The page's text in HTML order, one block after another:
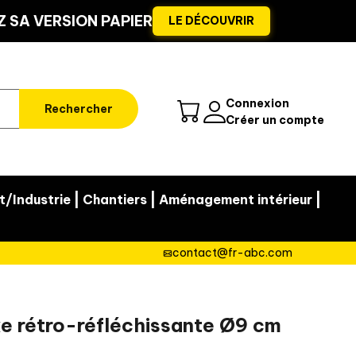
VERSION PAPIER LE DÉCOUVRIR
Rechercher
Connexion
Créer un compte
Industrie Chantiers Aménagement intérieur
contact@fr-abc.com
rétro-réfléchissante Ø9 cm